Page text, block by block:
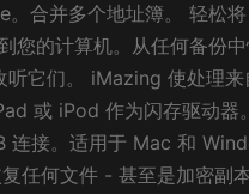
合并多个地址簿。 轻松
的计算机。从任何备份
它们。 iMazing 使处理
或 iPod 作为闪存驱动器
连接。适用于 Mac 和
任何文件 - 甚至是加密副